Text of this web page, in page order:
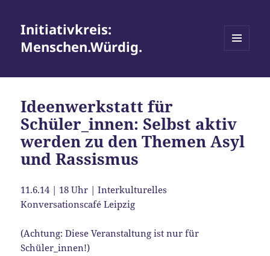
Initiativkreis:
Menschen.Würdig.
WIDGETS
Ideenwerkstatt für
Schüler_innen: Selbst aktiv
werden zu den Themen Asyl
und Rassismus
11.6.14 | 18 Uhr | Interkulturelles
Konversationscafé Leipzig
(Achtung: Diese Veranstaltung ist nur für
Schüler_innen!)